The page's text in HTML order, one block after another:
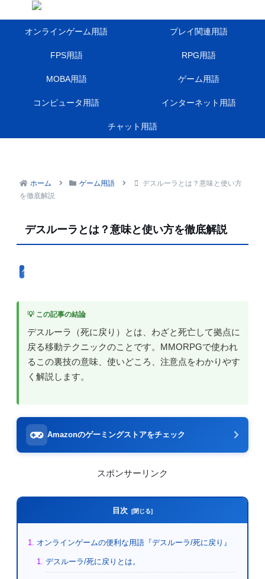
オンラインゲーム用語 プレイ関連用語
FPS用語 RPG用語
MOBA用語 ゲーム用語
コンピュータ用語 インターネット用語
チャット用語
ホーム ゲーム用語
デスルーラとは？意味と使い方
を徹底解説
デスルーラとは？意味と使い方を徹底解説
ゲーム用語
💡 この記事の結論
デスルーラ（死に戻り）とは、わざと死亡して拠点に
戻る移動テクニックのことです。MMORPGで使われ
るこの裏技の意味、使いどころ、注意点をわかりやす
く解説します。
Amazonのゲーミングストアをチェック
スポンサーリンク
目次
オンラインゲームの便利な用語『デスルーラ/死に戻り』
デスルーラ/死に戻りとは。